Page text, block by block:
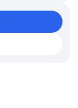
40.28 м